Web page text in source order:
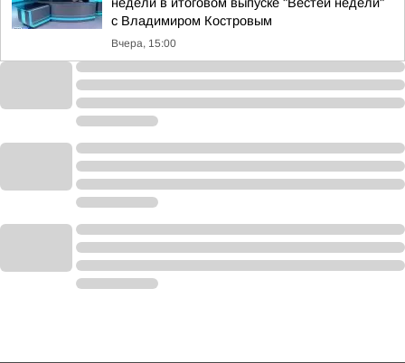
с Владимиром Костровым
Вчера, 15:00